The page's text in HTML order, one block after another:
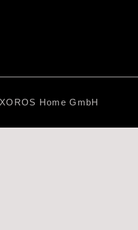
Home GmbH